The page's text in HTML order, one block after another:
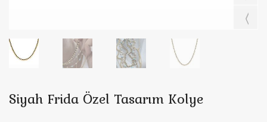
Siyah Frida Özel Tasarım Kolye